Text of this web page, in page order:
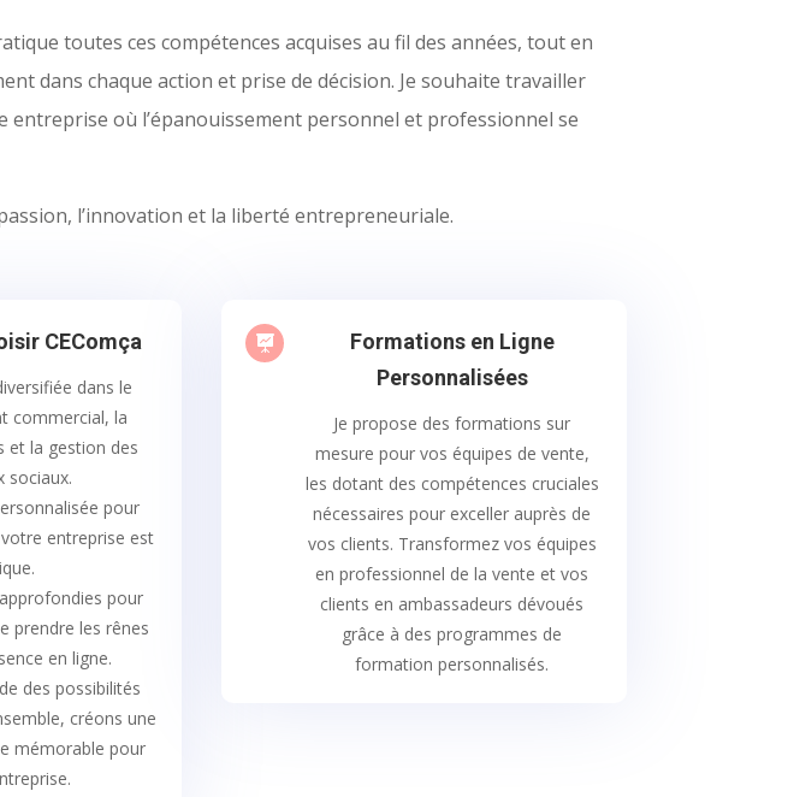
toutes ces compétences acquises au fil des années, tout en
dans chaque action et prise de décision. Je souhaite travailler
entreprise où l’épanouissement personnel et professionnel se
l’innovation et la liberté entrepreneuriale.
CEComça
dans le
commercial, la
et la gestion des
sociaux.
pour
entreprise est
pour
prendre les rênes
en ligne.
des possibilités
créons une
mémorable pour

Formations en Ligne
Personnalisées
Je propose des formations sur
mesure pour vos équipes de vente,
les dotant des compétences cruciales
nécessaires pour exceller auprès de
vos clients. Transformez vos équipes
en professionnel de la vente et vos
clients en ambassadeurs dévoués
grâce à des programmes de
formation personnalisés.